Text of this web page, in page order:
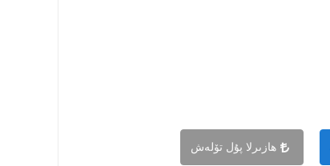
ھازىرلا پۇل تۆلەش